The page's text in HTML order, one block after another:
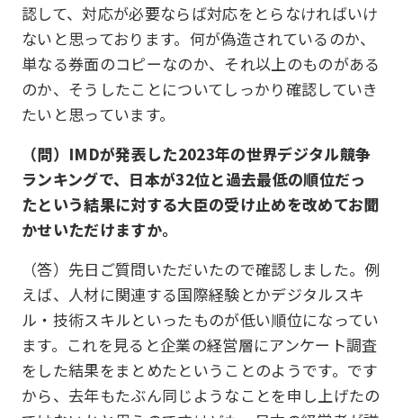
認して、対応が必要ならば対応をとらなければいけ
ないと思っております。何が偽造されているのか、
単なる券面のコピーなのか、それ以上のものがある
のか、そうしたことについてしっかり確認していき
たいと思っています。
（問）IMDが発表した2023年の世界デジタル競争
ランキングで、日本が32位と過去最低の順位だっ
たという結果に対する大臣の受け止めを改めてお聞
かせいただけますか。
（答）先日ご質問いただいたので確認しました。例
えば、人材に関連する国際経験とかデジタルスキ
ル・技術スキルといったものが低い順位になってい
ます。これを見ると企業の経営層にアンケート調査
をした結果をまとめたということのようです。です
から、去年もたぶん同じようなことを申し上げたの